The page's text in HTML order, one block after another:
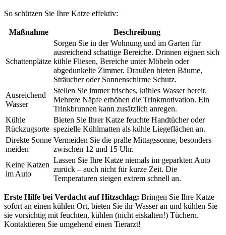
So schützen Sie Ihre Katze effektiv:
Maßnahme Beschreibung
Schattenplätze
Sorgen Sie in der Wohnung und im Garten für
ausreichend schattige Bereiche. Drinnen eignen sich
kühle Fliesen, Bereiche unter Möbeln oder
abgedunkelte Zimmer. Draußen bieten Bäume,
Sträucher oder Sonnenschirme Schutz.
Ausreichend
Wasser
Stellen Sie immer frisches, kühles Wasser bereit.
Mehrere Näpfe erhöhen die Trinkmotivation. Ein
Trinkbrunnen kann zusätzlich anregen.
Kühle
Rückzugsorte
Bieten Sie Ihrer Katze feuchte Handtücher oder
spezielle Kühlmatten als kühle Liegeflächen an.
Direkte Sonne
meiden
Vermeiden Sie die pralle Mittagssonne, besonders
zwischen 12 und 15 Uhr.
Keine Katzen
im Auto
Lassen Sie Ihre Katze niemals im geparkten Auto
zurück – auch nicht für kurze Zeit. Die
Temperaturen steigen extrem schnell an.
Erste Hilfe bei Verdacht auf Hitzschlag: Bringen Sie Ihre Katze
sofort an einen kühlen Ort, bieten Sie ihr Wasser an und kühlen Sie
sie vorsichtig mit feuchten, kühlen (nicht eiskalten!) Tüchern.
Kontaktieren Sie umgehend einen Tierarzt!